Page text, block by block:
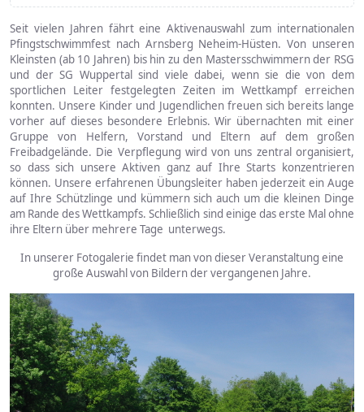
Seit vielen Jahren fährt eine Aktivenauswahl zum internationalen
Pfingstschwimmfest nach Arnsberg Neheim-Hüsten. Von unseren
Kleinsten (ab 10 Jahren) bis hin zu den Mastersschwimmern der RSG
und der SG Wuppertal sind viele dabei, wenn sie die von dem
sportlichen Leiter festgelegten Zeiten im Wettkampf erreichen
konnten. Unsere Kinder und Jugendlichen freuen sich bereits lange
vorher auf dieses besondere Erlebnis. Wir übernachten mit einer
Gruppe von Helfern, Vorstand und Eltern auf dem großen
Freibadgelände. Die Verpflegung wird von uns zentral organisiert,
so dass sich unsere Aktiven ganz auf Ihre Starts konzentrieren
können. Unsere erfahrenen Übungsleiter haben jederzeit ein Auge
auf Ihre Schützlinge und kümmern sich auch um die kleinen Dinge
am Rande des Wettkampfs. Schließlich sind einige das erste Mal ohne
ihre Eltern über mehrere Tage unterwegs.
In unserer Fotogalerie findet man von dieser Veranstaltung eine
große Auswahl von Bildern der vergangenen Jahre.